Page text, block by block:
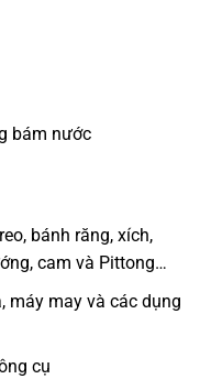
bám nước
bánh răng, xích,
cam và Pittong…
máy may và các dụng
cụ